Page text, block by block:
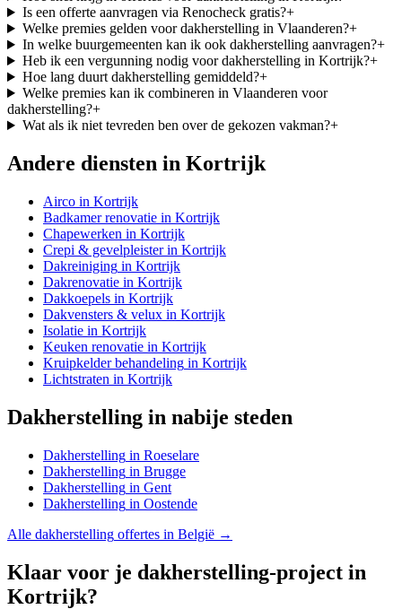
Is een offerte aanvragen via Renocheck gratis?+
Welke premies gelden voor dakherstelling in Vlaanderen?+
In welke buurgemeenten kan ik ook dakherstelling aanvragen?+
Heb ik een vergunning nodig voor dakherstelling in Kortrijk?+
Hoe lang duurt dakherstelling gemiddeld?+
Welke premies kan ik combineren in Vlaanderen voor
dakherstelling?+
Wat als ik niet tevreden ben over de gekozen vakman?+
Andere diensten in Kortrijk
Airco in Kortrijk
Badkamer renovatie in Kortrijk
Chapewerken in Kortrijk
Crepi & gevelpleisterin Kortrijk
Dakreiniging in Kortrijk
Dakrenovatie in Kortrijk
Dakkoepels in Kortrijk
Dakvensters & velux in Kortrijk
Isolatie in Kortrijk
Keuken renovatie in Kortrijk
Kruipkelder behandeling in Kortrijk
Lichtstraten in Kortrijk
Dakherstelling in nabije steden
Dakherstelling in Roeselare
Dakherstelling in Brugge
Dakherstelling in Gent
Dakherstelling in Oostende
Alle dakherstelling offertes in België →
Klaar voor je dakherstelling-project in
Kortrijk?